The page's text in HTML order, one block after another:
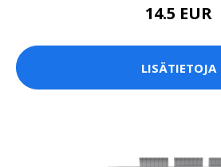
14.5 EUR
LISÄTIETOJA